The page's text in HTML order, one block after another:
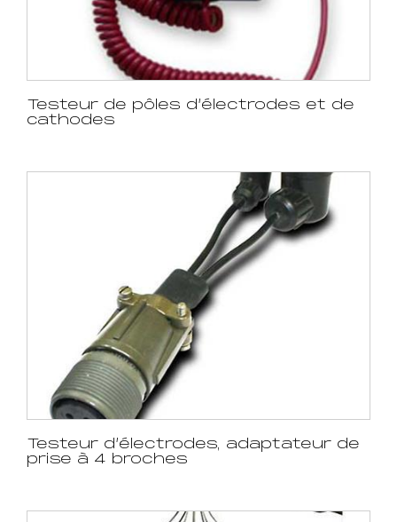
Testeur de pôles d’électrodes et de
cathodes
Testeur d’électrodes, adaptateur de
prise à 4 broches